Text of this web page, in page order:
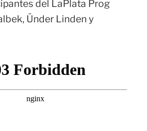
del LaPlata Prog
Ünder Linden y